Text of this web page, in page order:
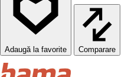
Comparare